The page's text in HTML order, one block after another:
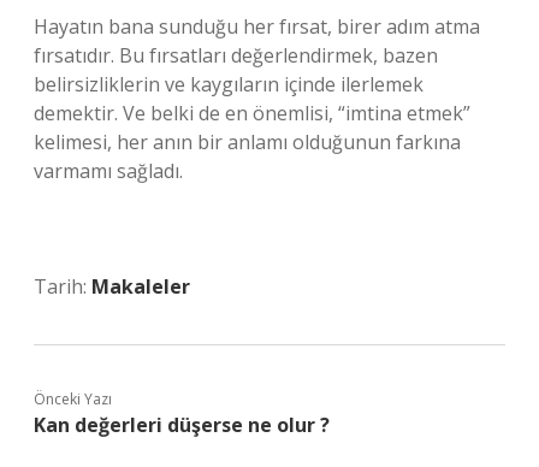
Hayatın bana sunduğu her fırsat, birer adım atma
fırsatıdır. Bu fırsatları değerlendirmek, bazen
belirsizliklerin ve kaygıların içinde ilerlemek
demektir. Ve belki de en önemlisi, “imtina etmek”
kelimesi, her anın bir anlamı olduğunun farkına
varmamı sağladı.
Tarih: Makaleler
Önceki Yazı
Kan değerleri düşerse ne olur ?